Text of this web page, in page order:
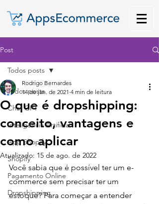
Post
Todos posts
Chat GPT
Inteligência Artificial
App Shopify
Shopify
Pagamento Online
Dropshipping
Todos posts
O que é dropshipping:
conceito, vantagens e
como aplicar
Rodrigo Bernardes
14 de jan. de 2021 4 min de leitura
Atualizado: 15 de ago. de 2022
Você sabia que é possível ter um e-
commerce sem precisar ter um
estoque? Para começar a entender